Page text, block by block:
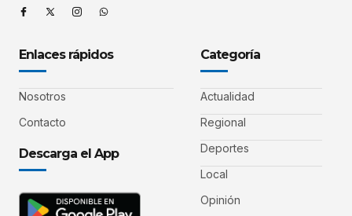
Enlaces rápidos
Nosotros
Contacto
Descarga el App
Categoría
Actualidad
Regional
Deportes
Local
Opinión